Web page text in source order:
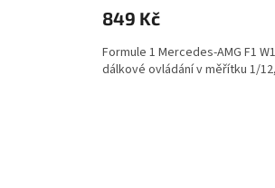
849 Kč
Formule 1 Mercedes-AMG F1
dálkové ovládání v měřítku 1/